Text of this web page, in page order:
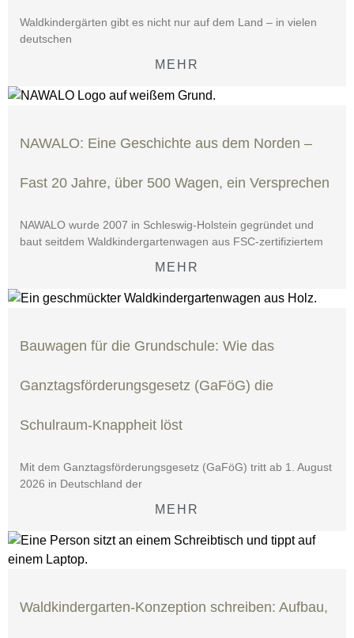
Waldkindergärten gibt es nicht nur auf dem Land – in vielen
deutschen
MEHR
NAWALO: Eine Geschichte aus dem Norden –
Fast 20 Jahre, über 500 Wagen, ein Versprechen
NAWALO wurde 2007 in Schleswig-Holstein gegründet und
baut seitdem Waldkindergartenwagen aus FSC-zertifiziertem
MEHR
Bauwagen für die Grundschule: Wie das
Ganztagsförderungsgesetz (GaFöG) die
Schulraum-Knappheit löst
Mit dem Ganztagsförderungsgesetz (GaFöG) tritt ab 1. August
2026 in Deutschland der
MEHR
Waldkindergarten-Konzeption schreiben: Aufbau,